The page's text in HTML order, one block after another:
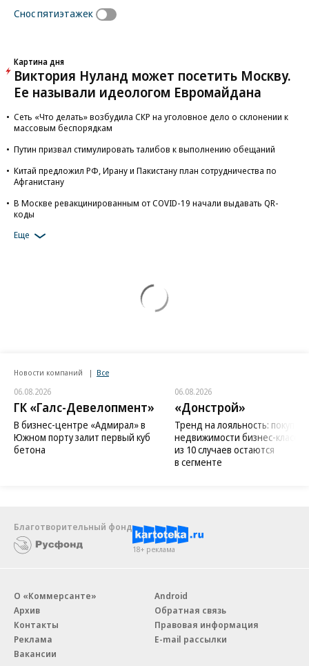
Снос пятиэтажек
Картина дня
Виктория Нуланд может посетить Москву.
Ее называли идеологом Евромайдана
Сеть «Что делать» возбудила СКР на уголовное дело о склонении к
массовым беспорядкам
Путин призвал стимулировать талибов к выполнению обещаний
Китай предложил РФ, Ирану и Пакистану план сотрудничества по
Афганистану
В Москве ревакцинированным от COVID-19 начали выдавать QR-
коды
Еще
Новости компаний Все
06.08.2026
ГК «Галс-Девелопмент»
В бизнес-центре «Адмирал» в
Южном порту залит первый куб
бетона
06.08.2026
«Донстрой»
Тренд на лояльность:
недвижимости бизнес-класса
из 10 случаев остаются
в сегменте
Благотворительный фонд
18+ реклама
О «Коммерсанте»
Архив
Контакты
Реклама
Вакансии
Android
Обратная связь
Правовая информация
E-mail рассылки